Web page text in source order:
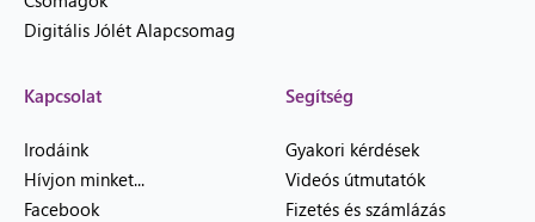
Digitális Jólét Alapcsomag
Kapcsolat
Irodáink
Hívjon minket...
Facebook
Segítség
Gyakori kérdések
Videós útmutatók
Fizetés és számlázás